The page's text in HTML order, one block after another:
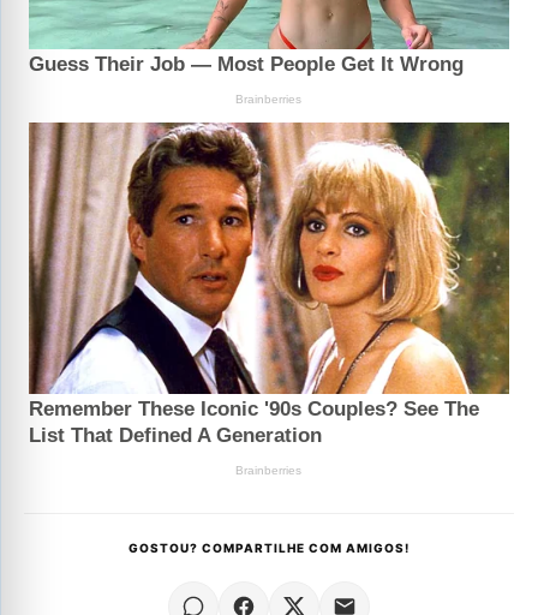
GOSTOU? COMPARTILHE COM AMIGOS!